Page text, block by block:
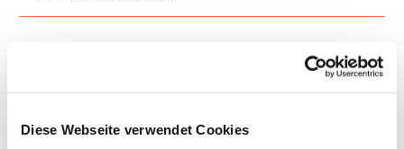
Diese Webseite verwendet Cookies